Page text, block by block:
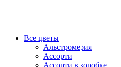
Все цветы
Альстромерия
Ассорти
Ассорти в коробке